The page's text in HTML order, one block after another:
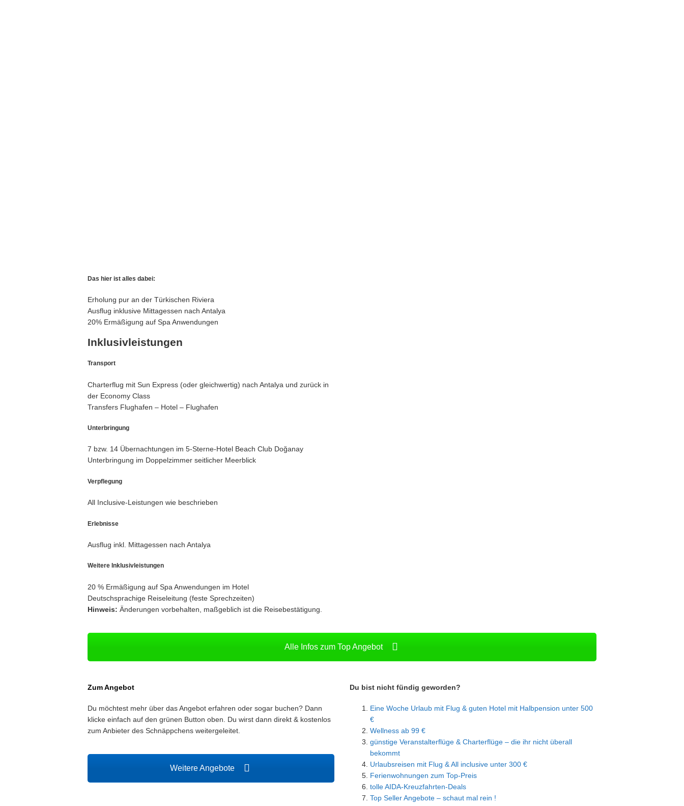
Das hier ist alles dabei:
Erholung pur an der Türkischen Riviera
Ausflug inklusive Mittagessen nach Antalya
20% Ermäßigung auf Spa Anwendungen
Inklusivleistungen
Transport
Charterflug mit Sun Express (oder gleichwertig) nach Antalya und zurück in
der Economy Class
Transfers Flughafen – Hotel – Flughafen
Unterbringung
7 bzw. 14 Übernachtungen im 5-Sterne-Hotel Beach Club Doğanay
Unterbringung im Doppelzimmer seitlicher Meerblick
Verpflegung
All Inclusive-Leistungen wie beschrieben
Erlebnisse
Ausflug inkl. Mittagessen nach Antalya
Weitere Inklusivleistungen
20 % Ermäßigung auf Spa Anwendungen im Hotel
Deutschsprachige Reiseleitung (feste Sprechzeiten)
Hinweis: Änderungen vorbehalten, maßgeblich ist die Reisebestätigung.
Alle Infos zum Top Angebot
Zum Angebot
Du möchtest mehr über das Angebot erfahren oder sogar buchen? Dann
klicke einfach auf den grünen Button oben. Du wirst dann direkt & kostenlos
zum Anbieter des Schnäppchens weitergeleitet.
Weitere Angebote
Du bist nicht fündig geworden?
Eine Woche Urlaub mit Flug & guten Hotel mit Halbpension unter 500
€
Wellness ab 99 €
günstige Veranstalterflüge & Charterflüge – die ihr nicht überall
bekommt
Urlaubsreisen mit Flug & All inclusive unter 300 €
Ferienwohnungen zum Top-Preis
tolle AIDA-Kreuzfahrten-Deals
Top Seller Angebote – schaut mal rein !